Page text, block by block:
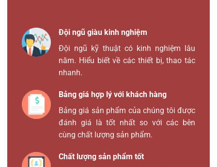
Đội ngũ giàu kinh nghiệm
Đội ngũ kỹ thuật có kinh nghiệm lâu
năm. Hiểu biết về các thiết bị, thao tác
nhanh.
Bảng giá hợp lý với khách hàng
Bảng giá sản phẩm của chúng tôi được
đánh giá là tốt nhất so với các bên
cùng chất lượng sản phẩm.
Chất lượng sản phẩm tốt